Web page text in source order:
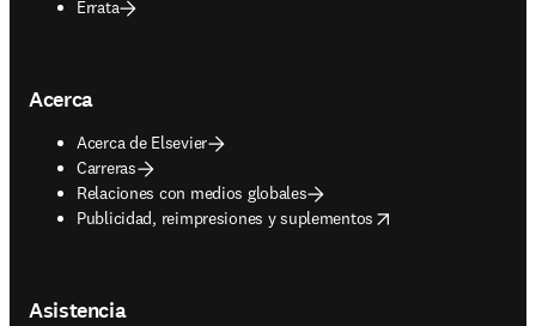
Errata
Acerca
Acerca de Elsevier
Carreras
Relaciones con medios globales
Publicidad, reimpresiones y suplementos
opens in new tab/window
Asistencia